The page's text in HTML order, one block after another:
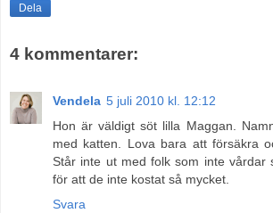
Dela
4 kommentarer:
Vendela 5 juli 2010 kl. 12:12
Hon är väldigt söt lilla Maggan.
med katten. Lova bara att försäkra
Står inte ut med folk som inte vårdar
för att de inte kostat så mycket.
Svara